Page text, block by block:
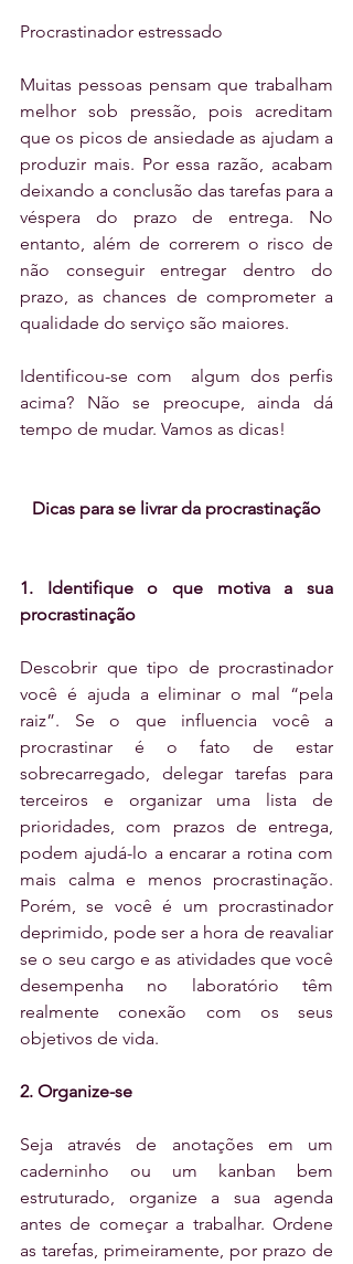
Procrastinador estressado
Muitas pessoas pensam que trabalham
melhor sob pressão, pois acreditam
que os picos de ansiedade as ajudam a
produzir mais. Por essa razão, acabam
deixando a conclusão das tarefas para a
véspera do prazo de entrega. No
entanto, além de correrem o risco de
não conseguir entregar dentro do
prazo, as chances de comprometer a
qualidade do serviço são maiores.
Identificou-se com  algum dos perfis
acima? Não se preocupe, ainda dá
tempo de mudar. Vamos as dicas!
Dicas para se livrar da procrastinação
1. Identifique o que motiva a sua
procrastinação
Descobrir que tipo de procrastinador
você é ajuda a eliminar o mal “pela
raiz”. Se o que influencia você a
procrastinar é o fato de estar
sobrecarregado, delegar tarefas para
terceiros e organizar uma lista de
prioridades, com prazos de entrega,
podem ajudá-lo a encarar a rotina com
mais calma e menos procrastinação.
Porém, se você é um procrastinador
deprimido, pode ser a hora de reavaliar
se o seu cargo e as atividades que você
desempenha no laboratório têm
realmente conexão com os seus
objetivos de vida.
2. Organize-se
Seja através de anotações em um
caderninho ou um kanban bem
estruturado, organize a sua agenda
antes de começar a trabalhar. Ordene
as tarefas, primeiramente, por prazo de